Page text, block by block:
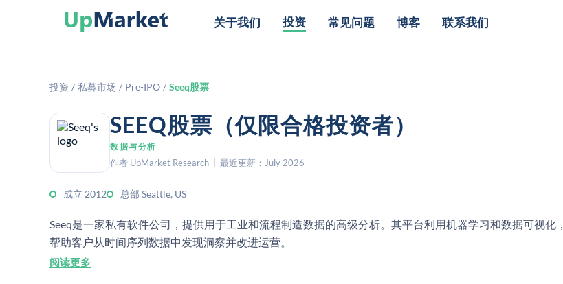
关于我们 投资 常见问题 博客 联系我们
投资 / 私募市场 / Pre-IPO / Seeq股票
SEEQ股票（仅限合格投资者）
数据与分析
作者 UpMarket Research | 最近更新：July 2026
成立 2012 总部 Seattle, US
Seeq是一家私有软件公司，提供用于工业和流程制造数据的高级分析。其平台利用机器学习和数据可视化，
帮助客户从时间序列数据中发现洞察并改进运营。
阅读更多